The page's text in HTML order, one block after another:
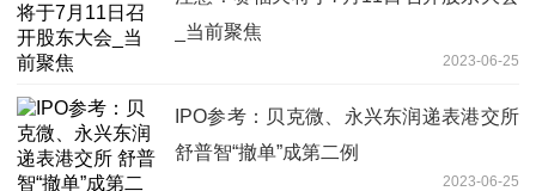
_当前聚焦
2023-06-25
IPO参考：贝克微、永兴东润递表港交所
舒普智“撤单”成第二例
2023-06-25